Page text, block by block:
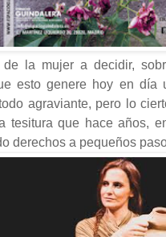
de la mujer a decidir,
esto genere hoy en día
agraviante, pero lo
tesitura que hace años,
derechos a pequeños